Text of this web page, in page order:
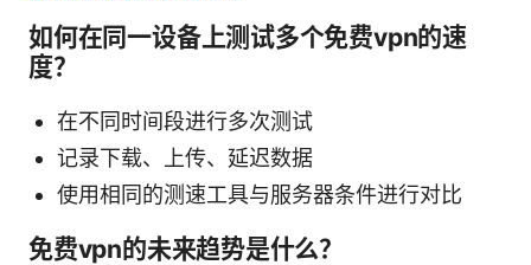
如何在同一设备上测试多个免费vpn的速
度？
在不同时间段进行多次测试
记录下载、上传、延迟数据
使用相同的测速工具与服务器条件进行对比
免费vpn的未来趋势是什么？